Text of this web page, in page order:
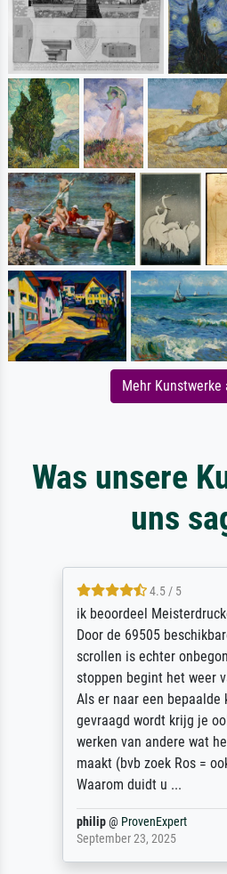
Mehr Kunstwerke
Was unsere
uns
4.5 / 5
ik beoordeel
Door de 69505
scrollen is echter
stoppen begint het weer
Als er naar een bepaalde
gevraagd wordt krijg je
werken van andere wat
maakt (bvb zoek Ros =
Waarom duidt u ...
philip@ ProvenExpert
September 23, 2025